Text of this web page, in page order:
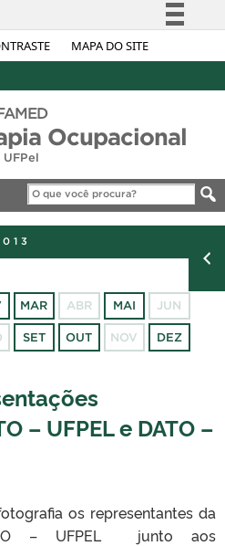
MAPA DO SITE
Simplifique!
Acesso à informação
Legislação
Canais
Ocupacional
UFPel
MAR ABR MAI JUN
SET OUT NOV DEZ
– UFPEL e DATO –
os representantes da
– UFPEL junto aos